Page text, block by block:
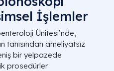
İşlemler
Ünitesi’nde,
tanısından ameliyatsız
bir yelpazede
prosedürler